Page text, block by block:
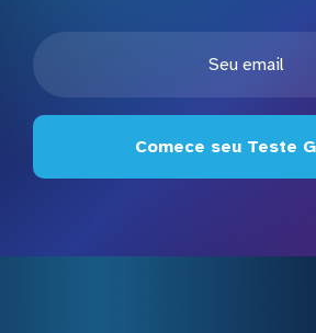
Comece seu Teste